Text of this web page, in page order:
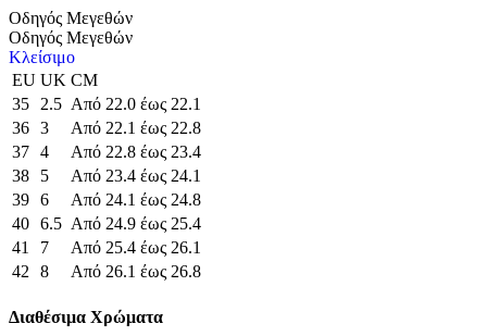
Οδηγός Μεγεθών
Οδηγός Μεγεθών
Κλείσιμο
EU UK CM
35
2.5 Από 22.0 έως 22.1
36 3
Από 22.1 έως 22.8
37 4
Από 22.8 έως 23.4
38
5
Από 23.4 έως 24.1
39 6
Από 24.1 έως 24.8
40 6.5 Από 24.9 έως 25.4
41
7
Από 25.4 έως 26.1
42
8 Από 26.1 έως 26.8
Διαθέσιμα Χρώματα